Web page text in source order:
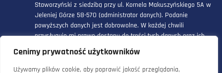
Cenimy prywatność użytkowników
Używamy plików cookie, aby poprawić jakość przeglądania,
Staworzyński z siedzibą przy ul. Kornela Makuszyńskiego 5A w
Jeleniej Górze 58-570 (administrator danych). Podanie
powyższych danych jest dobrowolne. W każdej chwili
przysługuje mi prawo dostępu do treści tych danych oraz ich
poprawienia, a powyższa zgoda może być odwołana w każdym
czasie.